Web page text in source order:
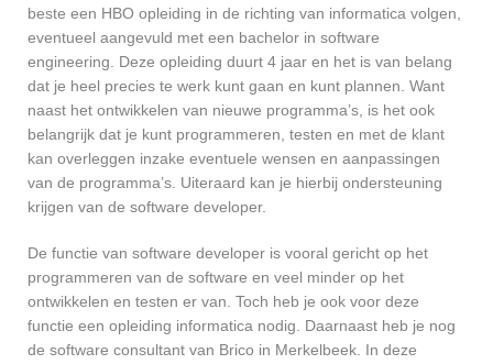
beste een HBO opleiding in de richting van informatica volgen,
eventueel aangevuld met een bachelor in software
engineering. Deze opleiding duurt 4 jaar en het is van belang
dat je heel precies te werk kunt gaan en kunt plannen. Want
naast het ontwikkelen van nieuwe programma’s, is het ook
belangrijk dat je kunt programmeren, testen en met de klant
kan overleggen inzake eventuele wensen en aanpassingen
van de programma’s. Uiteraard kan je hierbij ondersteuning
krijgen van de software developer.
De functie van software developer is vooral gericht op het
programmeren van de software en veel minder op het
ontwikkelen en testen er van. Toch heb je ook voor deze
functie een opleiding informatica nodig. Daarnaast heb je nog
de software consultant van Brico in Merkelbeek. In deze